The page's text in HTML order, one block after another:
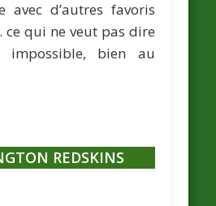
avec d’autres favoris
ce qui ne veut pas dire
bien au
REDSKINS